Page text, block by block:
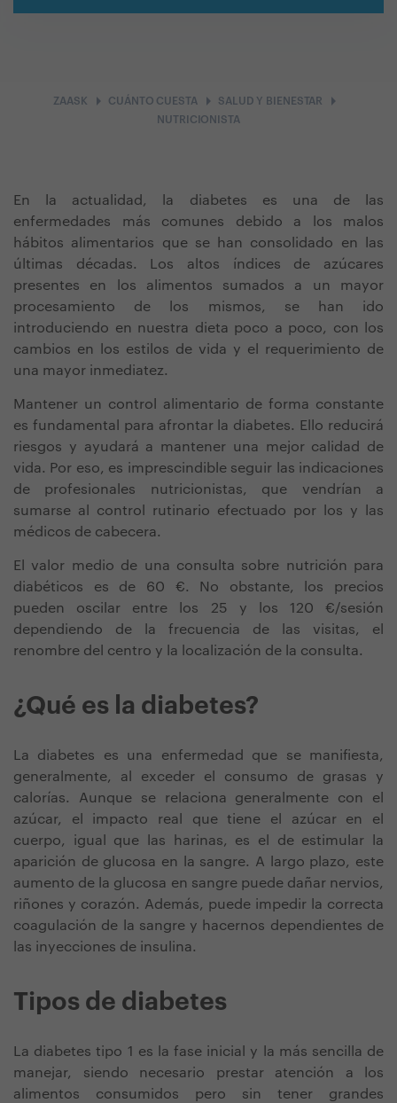
ZAASK arrow_right CUÁNTO CUESTAarrow_right SALUD Y BIENESTAR arrow_right
NUTRICIONISTA
En la actualidad, la diabetes es una de las
enfermedades más comunes debido a los malos
hábitos alimentarios que se han consolidado en las
últimas décadas. Los altos índices de azúcares
presentes en los alimentos sumados a un mayor
procesamiento de los mismos, se han ido
introduciendo en nuestra dieta poco a poco, con los
cambios en los estilos de vida y el requerimiento de
una mayor inmediatez.
Mantener un control alimentario de forma constante
es fundamental para afrontar la diabetes. Ello reducirá
riesgos y ayudará a mantener una mejor calidad de
vida. Por eso, es imprescindible seguir las indicaciones
de profesionales nutricionistas, que vendrían a
sumarse al control rutinario efectuado por los y las
médicos de cabecera.
El valor medio de una consulta sobre nutrición para
diabéticos es de 60 €. No obstante, los precios
pueden oscilar entre los 25 y los 120 €/sesión
dependiendo de la frecuencia de las visitas, el
renombre del centro y la localización de la consulta.
¿Qué es la diabetes?
La diabetes es una enfermedad que se manifiesta,
generalmente, al exceder el consumo de grasas y
calorías. Aunque se relaciona generalmente con el
azúcar, el impacto real que tiene el azúcar en el
cuerpo, igual que las harinas, es el de estimular la
aparición de glucosa en la sangre. A largo plazo, este
aumento de la glucosa en sangre puede dañar nervios,
riñones y corazón. Además, puede impedir la correcta
coagulación de la sangre y hacernos dependientes de
las inyecciones de insulina.
Tipos de diabetes
La diabetes tipo 1 es la fase inicial y la más sencilla de
manejar, siendo necesario prestar atención a los
alimentos consumidos pero sin tener grandes